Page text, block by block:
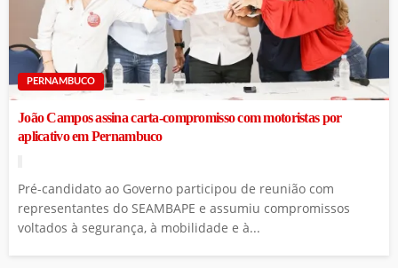
PERNAMBUCO
João Campos assina carta-compromisso com motoristas por
aplicativo em Pernambuco
Pré-candidato ao Governo participou de reunião com
representantes do SEAMBAPE e assumiu compromissos
voltados à segurança, à mobilidade e à...